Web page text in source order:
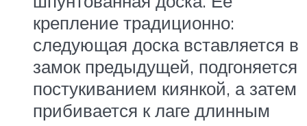
крепление традиционно:
следующая доска вставляется в
замок предыдущей, подгоняется
постукиванием киянкой, а затем
прибивается к лаге длинным